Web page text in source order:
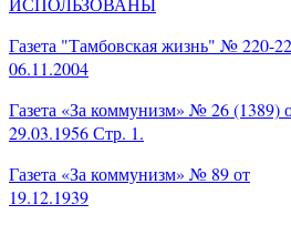
Газета "Тамбовская жизнь" № 220-
06.11.2004
Газета «За коммунизм» № 26 (1389)
29.03.1956 Стр. 1.
Газета «За коммунизм» № 89 от
19.12.1939